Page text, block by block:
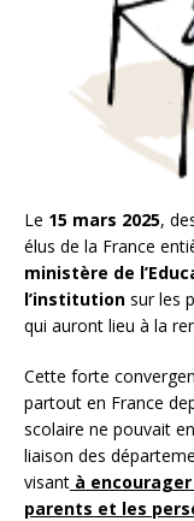
Le 15 mars 2025,
élus de la France
ministère de
l’institution sur les
qui auront lieu à la
Cette forte
partout en France
scolaire ne pouvait
liaison des
visant à
parents et les